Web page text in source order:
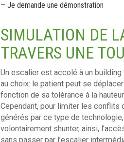
– Je demande une démonstration
SIMULATION DE
TRAVERS UNE
Un escalier est accolé à un
au choix: le patient peut se
fonction de sa tolérance à la
Cependant, pour limiter les conflits
générés par ce type de
volontairement shunter, ainsi,
sans passer par l’escalier